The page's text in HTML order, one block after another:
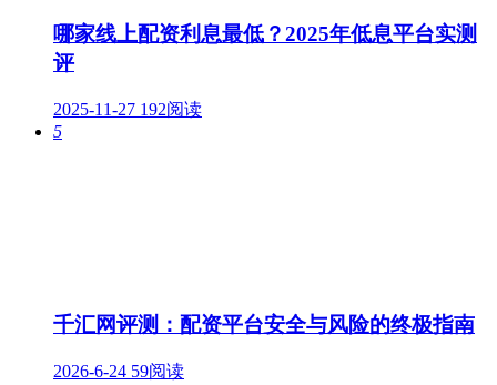
哪家线上配资利息最低？2025年低息平台实测
评
2025-11-27 192阅读
5
千汇网评测：配资平台安全与风险的终极指南
2026-6-24 59阅读